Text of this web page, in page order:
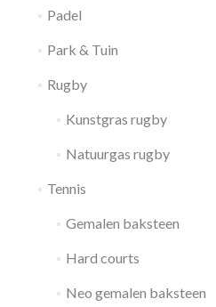
Padel
Park & Tuin
Rugby
Kunstgras rugby
Natuurgas rugby
Tennis
Gemalen baksteen
Hard courts
Neo gemalen baksteen